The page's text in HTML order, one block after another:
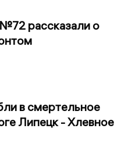
рассказали о
в смертельное
Липецк - Хлевное